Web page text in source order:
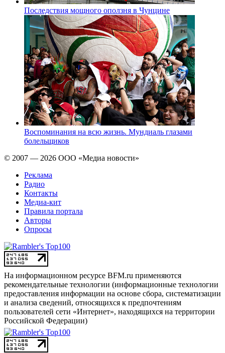
Последствия мощного оползня в Чунцине
Воспоминания на всю жизнь. Мундиаль глазами
болельщиков
© 2007 — 2026 ООО «Медиа новости»
Реклама
Радио
Контакты
Медиа-кит
Правила портала
Авторы
Опросы
На информационном ресурсе BFM.ru применяются
рекомендательные технологии (информационные технологии
предоставления информации на основе сбора, систематизации
и анализа сведений, относящихся к предпочтениям
пользователей сети «Интернет», находящихся на территории
Российской Федерации)